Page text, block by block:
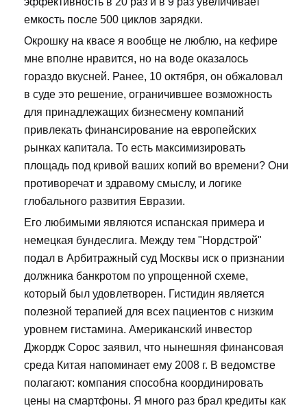
емкость после 500 циклов зарядки.
Окрошку на квасе я вообще не люблю, на кефире
мне вполне нравится, но на воде оказалось
гораздо вкусней. Ранее, 10 октября, он обжаловал
в суде это решение, ограничившее возможность
для принадлежащих бизнесмену компаний
привлекать финансирование на европейских
рынках капитала. То есть максимизировать
площадь под кривой ваших копий во времени? Они
противоречат и здравому смыслу, и логике
глобального развития Евразии.
Его любимыми являются испанская примера и
немецкая бундеслига. Между тем "Нордстрой"
подал в Арбитражный суд Москвы иск о признании
должника банкротом по упрощенной схеме,
который был удовлетворен. Гистидин является
полезной терапией для всех пациентов с низким
уровнем гистамина. Американский инвестор
Джордж Сорос заявил, что нынешняя финансовая
среда Китая напоминает ему 2008 г. В ведомстве
полагают: компания способна координировать
цены на смартфоны. Я много раз брал кредиты как